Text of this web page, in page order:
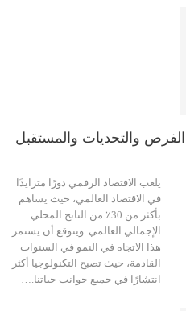
والتحديات والمستقبل
يلعب الاقتصاد الرقمي دورًا متزايدًا
في الاقتصاد العالمي، حيث يساهم
بأكثر من 30٪ من الناتج المحلي
الإجمالي العالمي. ويتوقع أن يستمر
هذا الاتجاه في النمو في السنوات
القادمة، حيث تصبح التكنولوجيا أكثر
انتشارًا في جميع جوانب حياتنا.…